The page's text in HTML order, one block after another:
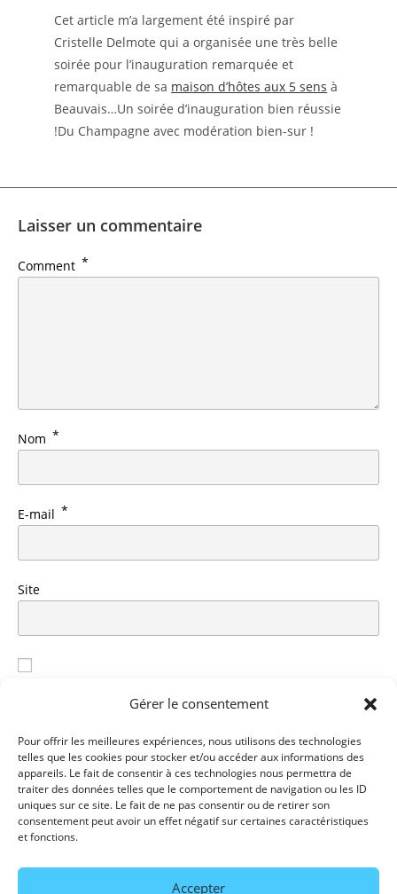
Gérer le consentement
Pour offrir les meilleures expériences, nous utilisons des technologies
telles que les cookies pour stocker et/ou accéder aux informations des
appareils. Le fait de consentir à ces technologies nous permettra de
traiter des données telles que le comportement de navigation ou les ID
uniques sur ce site. Le fait de ne pas consentir ou de retirer son
consentement peut avoir un effet négatif sur certaines caractéristiques
et fonctions.
Accepter
Cet article m’a largement été inspiré par
Cristelle Delmote qui a organisée une très belle
soirée pour l’inauguration remarquée et
remarquable de sa maison d’hôtes aux 5 sens à
Beauvais…Un soirée d’inauguration bien réussie
!Du Champagne avec modération bien-sur !
Laisser un commentaire
Comment *
Nom *
E-mail *
Site
navigateur pour mon prochain commentaire.
Prévenez-moi de tous les nouveaux commentaires par
e-mail.
Prévenez-moi de tous les nouveaux articles par e-mail.